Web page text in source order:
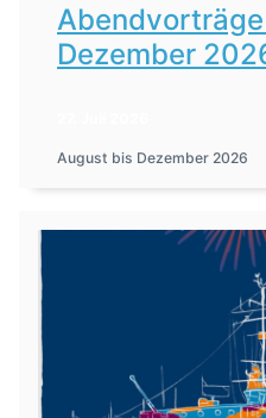
Dezember
August bis Dezember 2026